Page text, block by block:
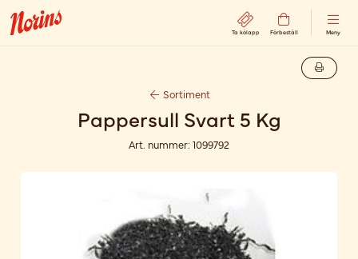
Ta kölapp Förbeställ Meny
Sortiment
Pappersull Svart 5 Kg
Art. nummer: 1099792